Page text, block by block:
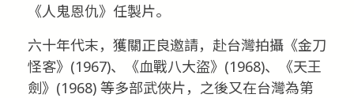
《人鬼恩仇》任製片。
六十年代末，獲關正良邀請，赴台灣拍攝《金刀
怪客》(1967)、《血戰八大盜》(1968)、《天王
劍》(1968) 等多部武俠片，之後又在台灣為第